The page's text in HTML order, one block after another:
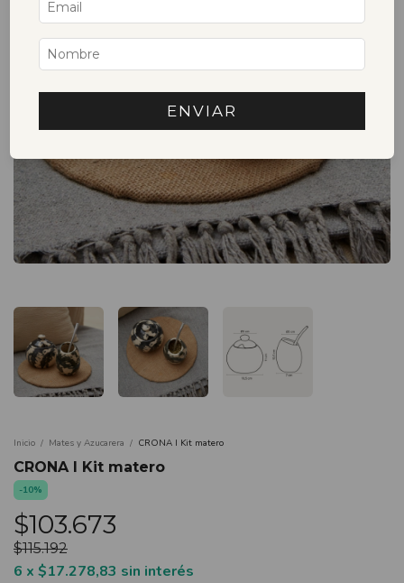
-10%
Inicio / Mates y Azucarera / CRONA I Kit matero
CRONA I Kit matero
$103.673
$115.192
6 x $17.278,83 sin interés
ENVIAR